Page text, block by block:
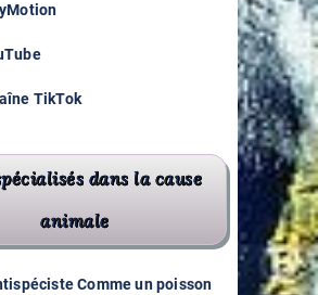
TikTok
dans la cause
animale
Comme un poisson